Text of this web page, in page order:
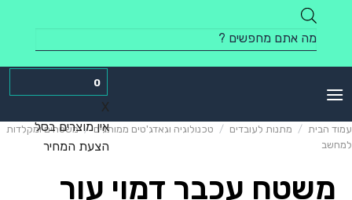
content
Products
search
0
X
אין מוצרים בסל
הצעת המחיר
עמוד הבית / מתנות לעובדים / טכנולוגיה וגאדג'טים ממותגים / משטחים ומקלדות
למחשב
משטח עכבר דמוי עור